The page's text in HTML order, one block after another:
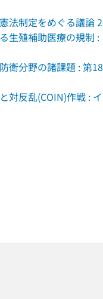
法制定をめぐる議論
生殖補助医療の規制
衛分野の諸課題 :
対反乱(COIN)作戦 :